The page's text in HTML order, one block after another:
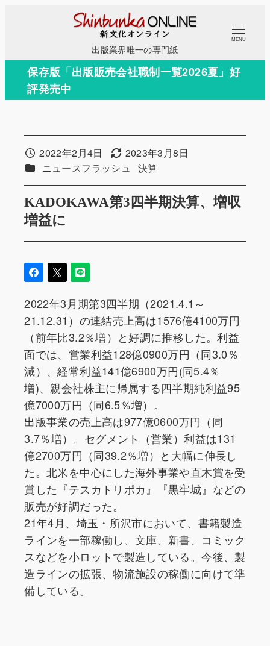
コ
テ
出版業界唯一の専門紙
MENU
保存版「出版販売会社職制一覧2026夏」好
評発売中
KADOKAWA第3四半期決算、増収
増益に
投稿日2022年2月4日 更新日2023年3月8日
カテゴリー
ニュースフラッシュ カテゴリー
決算
2022年3月期第3四半期（2021.4.1～
21.12.31）の連結売上高は1576億4100万円
（前年比3.2％増）と好調に推移した。利益
面では、営業利益128億0900万円（同3.0％
減）、経常利益141億6900万円(同5.4％
増)、親会社株主に帰属する四半期純利益95
億7000万円（同6.5％増）。
出版事業の売上高は977億0600万円（同
3.7％増）。セグメント（営業）利益は131
億2700万円（同39.2％増）と大幅に伸長し
た。北米を中心にした海外事業や直木賞を受
賞した『テスカトリポカ』『黒牢城』などの
販売が好調だった。
21年4月、埼玉・所沢市において、書籍製造
ラインを一部稼働し、文庫、新書、コミック
スなどを小ロットで製造している。今後、製
造ラインの拡張、物流施設の稼働に向けて準
備している。